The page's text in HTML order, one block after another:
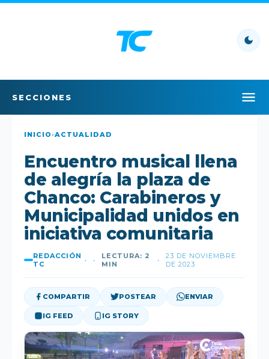
SECCIONES
LO ÚLTIMO
LO MÁS LEÍDO
POLÍTICA
DEPORTES
OPINIÓN
CORPORATIVO
INICIO›ACTUALIDAD
Encuentro musical llena
de alegría la plaza de
Chanco: Carabineros y
Municipalidad unidos en
iniciativa comunitaria
REDACCIÓN
TC
• •
LECTURA: 2
MIN
•
23 DE NOVIEMBRE
DE 2023
COMPARTIR POSTEAR ENVIAR
IG FEED IG STORY